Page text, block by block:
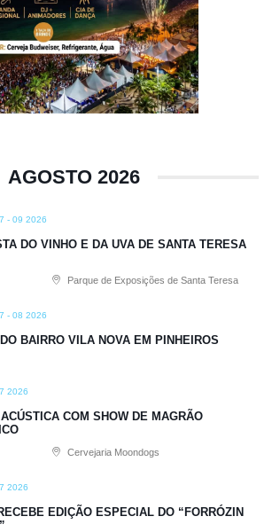
AGOSTO 2026
- 09 2026
DO VINHO E DA UVA DE SANTA TERESA
Parque de Exposições de Santa Teresa
- 08 2026
BAIRRO VILA NOVA EM PINHEIROS
2026
COM SHOW DE MAGRÃO
Cervejaria Moondogs
2026
EDIÇÃO ESPECIAL DO “FORRÓZIN